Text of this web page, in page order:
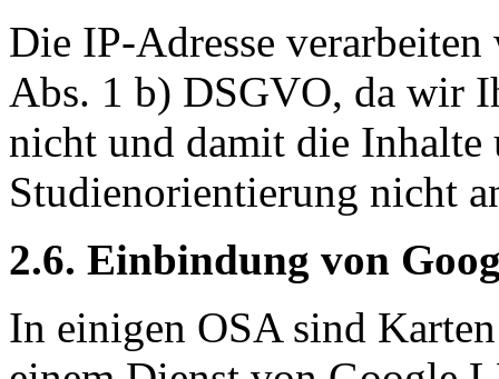
Die IP-Adresse
Abs. 1 b) DSGVO, da wir
nicht und damit die
Studienorientierung nicht
2.6. Einbindung von
In einigen OSA sind